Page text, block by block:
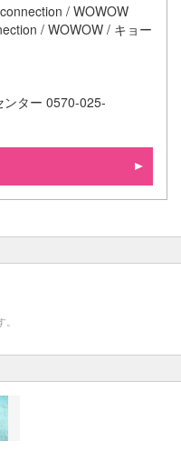
/ WOWOW
/ WOWOW / キョー
ンター 0570-025-